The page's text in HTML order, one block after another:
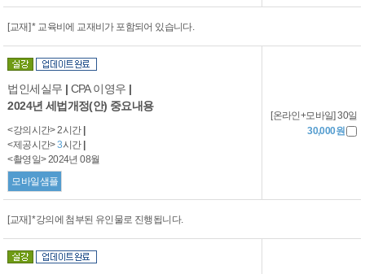
[교재] * 교육비에 교재비가 포함되어 있습니다.
법인세실무 | CPA 이영우 |
2024년 세법개정(안) 중요내용
<강의시간> 2시간
<제공시간>3시간
<촬영일> 2024년 08월
모바일샘플
[온라인+모바일] 30일
30,000원
[교재] *강의에 첨부된 유인물로 진행됩니다.